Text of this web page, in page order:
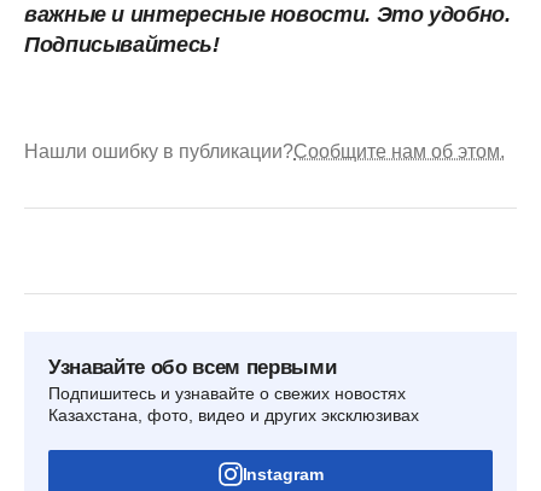
важные и интересные новости. Это удобно.
Подписывайтесь!
Нашли ошибку в публикации?Сообщите нам об этом.
Узнавайте обо всем первыми
Подпишитесь и узнавайте о свежих новостях
Казахстана, фото, видео и других эксклюзивах
Instagram